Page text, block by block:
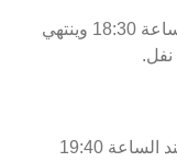
يبدأ وقت صلاة المغرب فوم رولوس عند الساعة 18:30 وينتهي
يبدأ وقت صلاة العشاء فوم رولوس اليوم عند الساعة 19:40